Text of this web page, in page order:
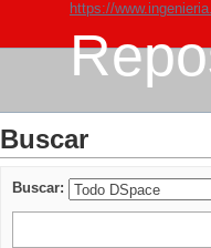
https://
Buscar
Buscar: